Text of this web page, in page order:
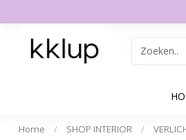
Home / SHOP INTERIOR /